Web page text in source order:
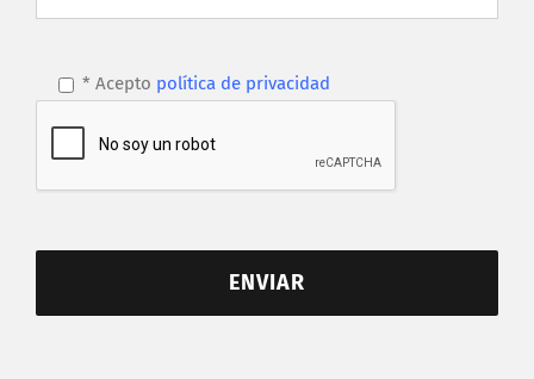
* Acepto política de privacidad